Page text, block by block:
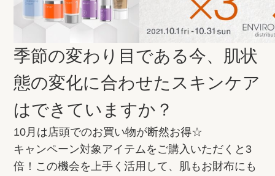
季節の変わり目である今、肌状
態の変化に合わせたスキンケア
はできていますか？
10月は店頭でのお買い物が断然お得☆
キャンペーン対象アイテムをご購入いただくと3
倍！この機会を上手く活用して、肌もお財布にも